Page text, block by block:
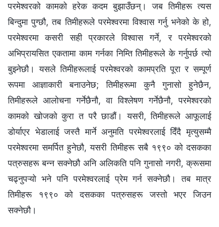
परमेश्‍वरको कामको हरेक कदम बुझाउँछन्। जब तिमीहरू त्यस
बिन्दुमा पुग्छौ, तब तिमीहरूले परमेश्‍वरमा विश्‍वास गर्नु भनेको के हो,
परमेश्‍वरमा कसरी सही प्रकारले विश्‍वास गर्ने, र परमेश्‍वरको
अभिप्रायसित एकतामा काम गर्नका निम्ति तिमीहरूले के गर्नुपर्छ त्यो
बुझ्नेछौ। यसले तिमीहरूलाई परमेश्‍वरको कामप्रति पूरा र सम्पूर्ण
रूपमा आज्ञाकारी बनाउनेछ; तिमीहरूमा कुनै गुनासो हुनेछैन,
तिमीहरूले आलोचना गर्नेछैनौ, वा विश्लेषण गर्नेछैनौ, परमेश्‍वरको
कामको खोजको कुरा त परै छाडौं। यसरी, तिमीहरूले आफूलाई
डोर्याएर भेडालाई जस्तै मार्ने अनुमति परमेश्‍वरलाई दिँदै मृत्युसम्‍मै
परमेश्‍वरमा समर्पित हुनेछौ, यसरी तिमीहरू सबै १९९० को दसकका
पत्रुसहरू बन्न सक्नेछौ अनि अलिकति पनि गुनासो नगरी, क्रूसमा
चढ्नुपऱ्यो भने पनि परमेश्‍वरलाई प्रेम गर्न सक्नेछौ। तब मात्र
तिमीहरू १९९० को दसकका पत्रुसहरू जस्तो भएर जिउन
सक्नेछौ।